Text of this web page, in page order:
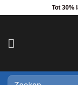
Tot 30%
Zoeken